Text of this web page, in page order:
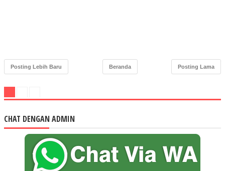
Posting Lebih Baru Posting Lama
Beranda
CHAT DENGAN ADMIN